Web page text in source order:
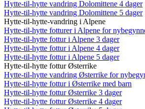
Hytte-til-hytte vandring Dolomittene 4 dager
Hytte-til-hytte vandring Dolomittene 5 dager
Hytte-til-hytte-vandring i Alpene
Hytte-til-hytte fotturer i Alpene for
Hytte-til-hytte fottur i Alpene 3 dager
Hytte-til-hytte fottur i Alpene 4 dager
Hytte-til-hytte fottur i Alpene 5 dager
Hytte-til-hytte fottur Østerrike
Hytte-til-hytte vandring Østerrike for
Hytte-til-hytte fottur i Østerrike med barn
Hytte-til-hytte fottur Østerrike 3 dager
Hytte-til-hytte fottur Østerrike 4 dager